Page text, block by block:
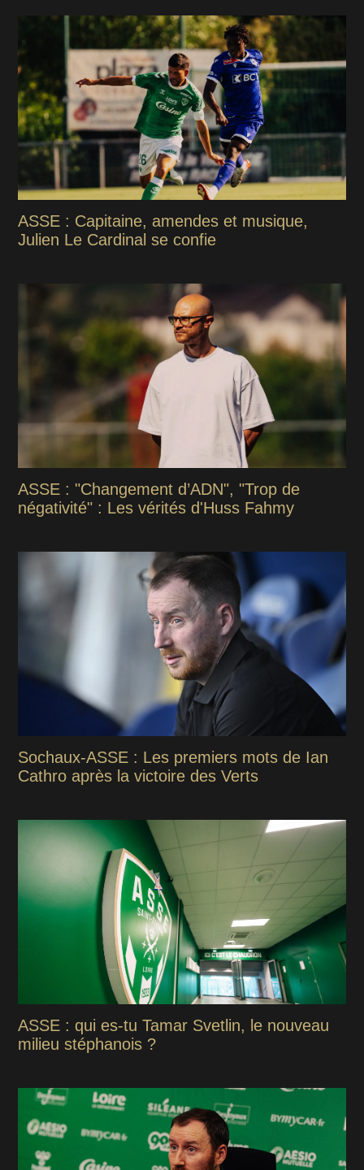
ASSE : Capitaine, amendes et musique,
Julien Le Cardinal se confie
ASSE : "Changement d’ADN", "Trop de
négativité" : Les vérités d'Huss Fahmy
Sochaux-ASSE : Les premiers mots de Ian
Cathro après la victoire des Verts
ASSE : qui es-tu Tamar Svetlin, le nouveau
milieu stéphanois ?